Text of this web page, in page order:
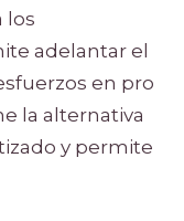
los
adelantar el
en pro
la alternativa
y permite